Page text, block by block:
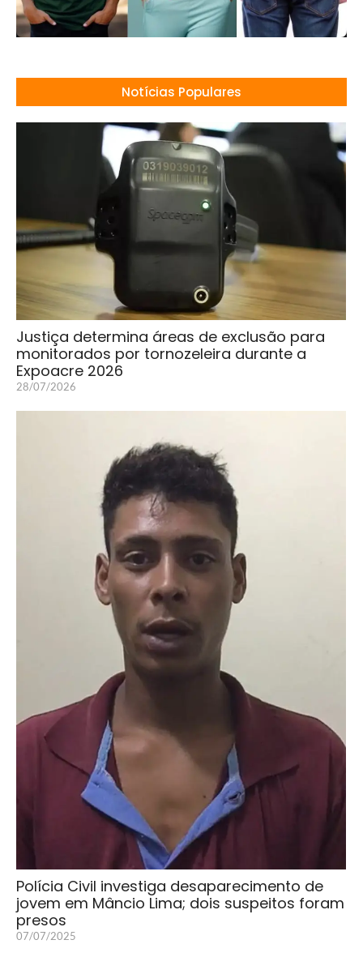
Notícias Populares
Justiça determina áreas de exclusão para
monitorados por tornozeleira durante a
Expoacre 2026
28/07/2026
Polícia Civil investiga desaparecimento de
jovem em Mâncio Lima; dois suspeitos foram
presos
07/07/2025